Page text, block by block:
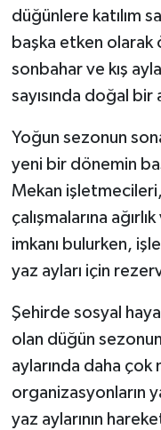
düğünlere katılım
başka etken olarak
sonbahar ve kış
sayısında doğal bir
Yoğun sezonun
yeni bir dönemin
Mekan
çalışmalarına
imkanı bulurken,
yaz ayları için
Şehirde sosyal
olan düğün
aylarında daha çok
organizasyonların
yaz aylarının